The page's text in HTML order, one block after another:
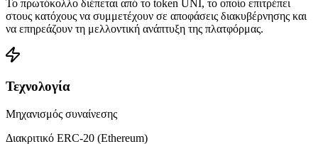
Το πρωτόκολλο διέπεται από το token UNI, το οποίο επιτρέπει
στους κατόχους να συμμετέχουν σε αποφάσεις διακυβέρνησης και
να επηρεάζουν τη μελλοντική ανάπτυξη της πλατφόρμας.
Τεχνολογία
Μηχανισμός συναίνεσης
Διακριτικό ERC-20 (Ethereum)